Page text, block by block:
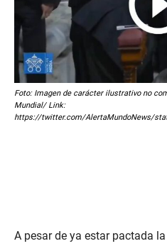
Foto: Imagen de carácter ilustrativo no
Mundial/ Link:
https://twitter.com/AlertaMundoNews/
A pesar de ya estar pactada